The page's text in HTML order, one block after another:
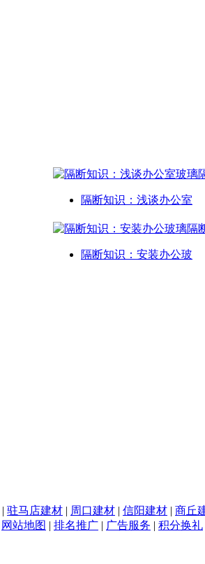
隔断知识：浅谈办公室
隔断知识：安装办公玻
| 驻马店建材 | 周口建材 | 信阳建材 | 商丘
网站地图 | 排名推广 | 广告服务 | 积分换礼